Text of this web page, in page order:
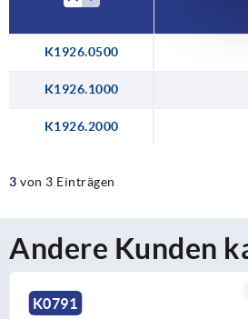
K1926.0500
K1926.1000
K1926.2000
3 von 3 Einträgen
Andere Kunden
K0790